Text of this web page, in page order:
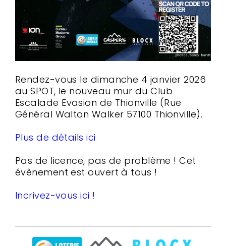
Rendez-vous le dimanche 4 janvier 2026
au SPOT, le nouveau mur du Club
Escalade Evasion de Thionville (Rue
Général Walton Walker 57100 Thionville).
Plus de détails ici
Pas de licence, pas de problème ! Cet
évènement est ouvert à tous !
Incrivez-vous ici !